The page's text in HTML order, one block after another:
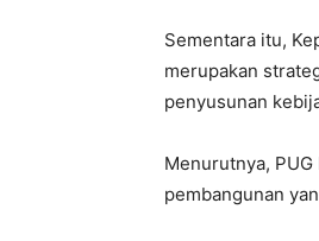
Sementara itu,
merupakan
penyusunan
Menurutnya,
pembangunan